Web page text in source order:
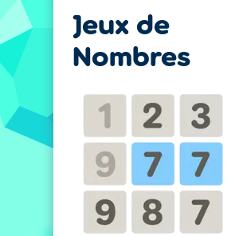
Jeux de
Nombres